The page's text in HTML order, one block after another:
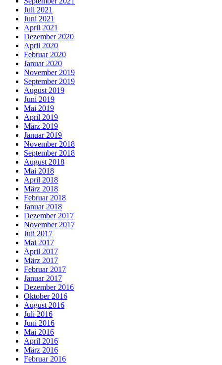
Juli 2021
Juni 2021
April 2021
Dezember 2020
April 2020
Februar 2020
Januar 2020
November 2019
September 2019
August 2019
Juni 2019
Mai 2019
April 2019
März 2019
Januar 2019
November 2018
September 2018
August 2018
Mai 2018
April 2018
März 2018
Februar 2018
Januar 2018
Dezember 2017
November 2017
Juli 2017
Mai 2017
April 2017
März 2017
Februar 2017
Januar 2017
Dezember 2016
Oktober 2016
August 2016
Juli 2016
Juni 2016
Mai 2016
April 2016
März 2016
Februar 2016